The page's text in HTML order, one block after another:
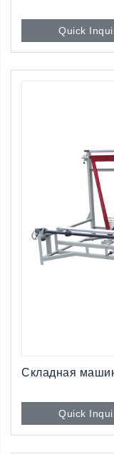
Quick
Складная
Quick